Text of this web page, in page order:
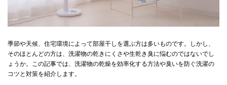
季節や天候、住宅環境によって部屋干しを選ぶ方は多いものです。しかし、
そのほとんどの方は、洗濯物の乾きにくさや生乾き臭に悩むのではないでし
ょうか。この記事では、洗濯物の乾燥を効率化する方法や臭いを防ぐ洗濯の
コツと対策を紹介します。